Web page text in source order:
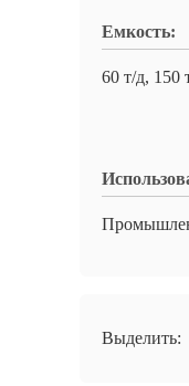
Емкость:
60 т/д, 150
Выделить: